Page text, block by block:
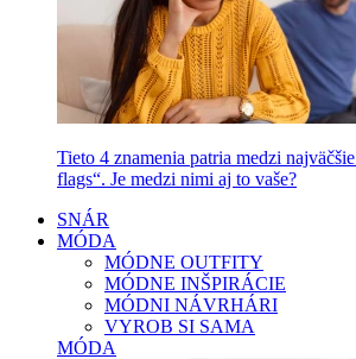
Tieto 4 znamenia patria medzi
flags“. Je medzi nimi aj to vaše?
SNÁR
MÓDA
MÓDNE OUTFITY
MÓDNE INŠPIRÁCIE
MÓDNI NÁVRHÁRI
VYROB SI SAMA
MÓDA